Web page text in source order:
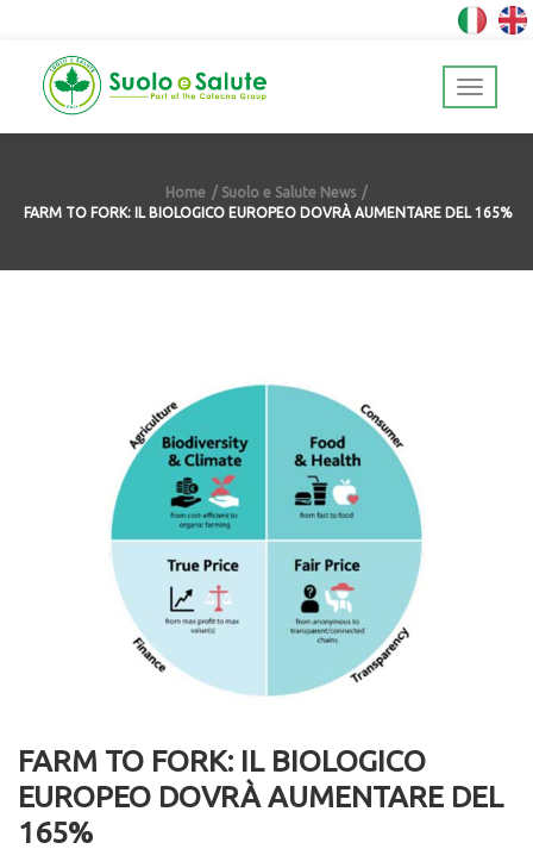
Home
Suolo e Salute News
FARM TO FORK: IL BIOLOGICO EUROPEO DOVRÀ AUMENTARE DEL 165%
FARM TO FORK: IL BIOLOGICO
EUROPEO DOVRÀ AUMENTARE DEL
165%